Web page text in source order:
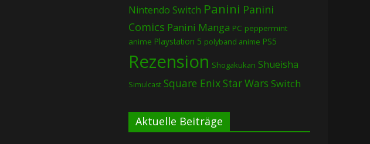
Nintendo Switch Panini Panini
Comics Panini Manga PC peppermint
anime Playstation 5 polyband anime PS5
Rezension Shogakukan Shueisha
Simulcast Square EnixStar Wars Switch
Aktuelle Beiträge